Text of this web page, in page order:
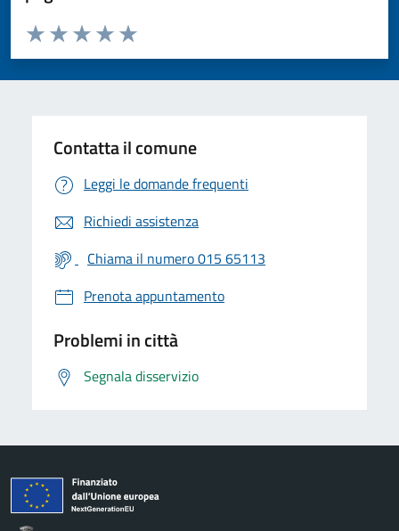
Valuta da 1 a 5 stelle la pagina
Valuta 5 stelle su 5
Valuta 4 stelle su 5
Valuta 3 stelle su 5
Valuta 2 stelle su 5
Valuta 1 stelle su 5
Contatta il comune
Leggi le domande frequenti
Richiedi assistenza
Chiama il numero 015 65113
Prenota appuntamento
Problemi in città
Segnala disservizio